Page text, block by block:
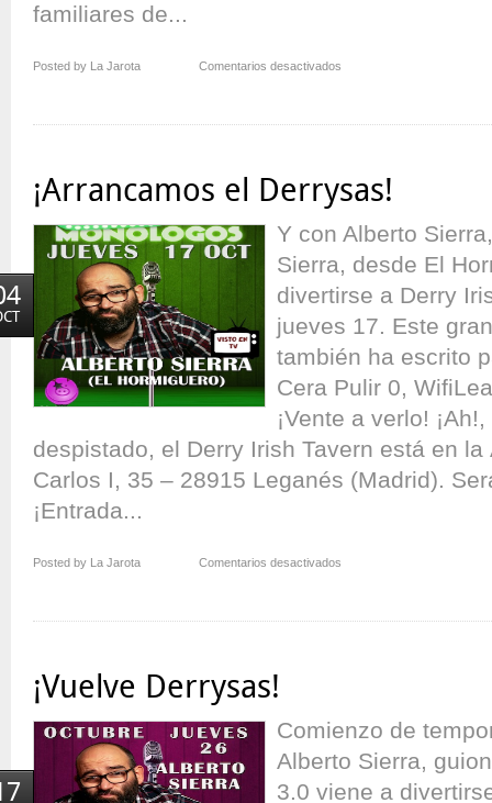
familiares de...
Posted by La Jarota Comentarios desactivados
Benéfica
tu
¡Arrancamos el Derrysas!
Y con Alberto
Sierra, desde El
divertirse a Derry
jueves 17. Este
también ha escrito
Cera Pulir 0,
¡Vente a verlo!
despistado, el Derry Irish Tavern está en
Carlos I, 35 – 28915 Leganés (Madrid).
¡Entrada...
Posted by La Jarota Comentarios desactivados
Derrysas!
¡Vuelve Derrysas!
Comienzo de
Alberto Sierra,
3.0 viene a